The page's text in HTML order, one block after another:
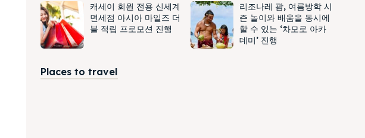
캐세이 회원 전용 신세계
면세점 아시아 마일즈 더
블 적립 프로모션 진행
리조나레 괌, 여름방학 시
즌 놀이와 배움을 동시에
할 수 있는 ‘차모로 아카
데미’ 진행
Places to travel